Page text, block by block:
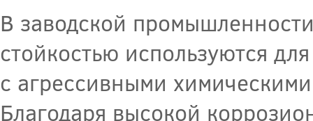
В заводской
стойкостью используются
с агрессивными
Благодаря высокой